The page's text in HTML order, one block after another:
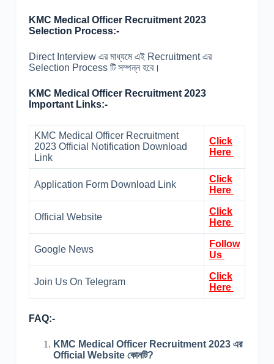
KMC Medical Officer Recruitment 2023
Selection Process:-
Direct Interview এর মাধ্যমে এই Recruitment এর
Selection Process টি সম্পন্ন হবে।
KMC Medical Officer Recruitment 2023
Important Links:-
KMC Medical Officer Recruitment
2023 Official Notification Download
Link
Click
Here
Application Form Download Link
Click
Here
Official Website
Click
Here
Google News
Follow
Us
Join Us On Telegram
Click
Here
FAQ:-
KMC Medical Officer Recruitment 2023 এর
Official Website কোনটি?